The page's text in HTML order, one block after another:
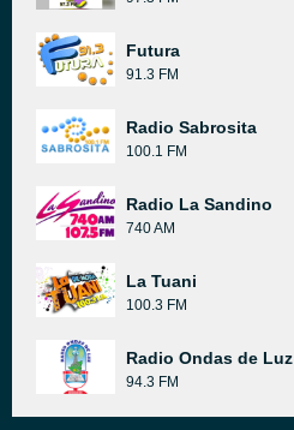
Futura
91.3 FM
Radio Sabrosita
100.1 FM
Radio La Sandino
740 AM
La Tuani
100.3 FM
Radio Ondas de Luz
94.3 FM